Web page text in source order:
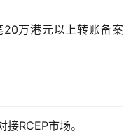
20万港元以上转账备案
RCEP市场。